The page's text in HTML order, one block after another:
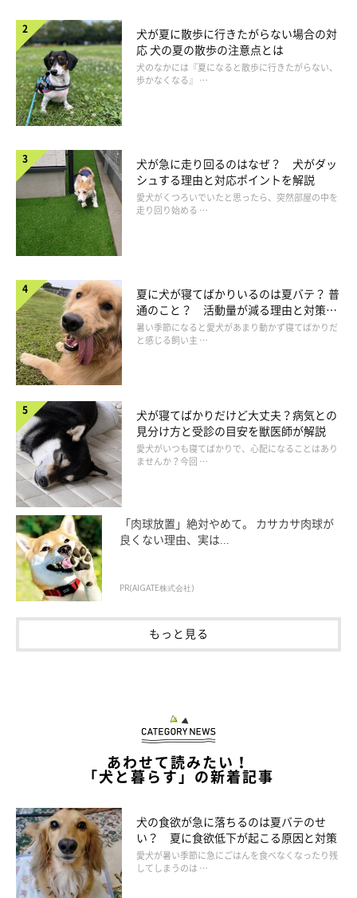
犬が夏に散歩に行きたがらない場合の対
応 犬の夏の散歩の注意点とは
犬のなかには『夏になると散歩に行きたがらない、
歩かなくなる』 …
犬が急に走り回るのはなぜ？ 犬がダッ
シュする理由と対応ポイントを解説
愛犬がくつろいでいたと思ったら、突然部屋の中を
走り回り始める …
夏に犬が寝てばかりいるのは夏バテ？ 普
通のこと？ 活動量が減る理由と対策と
は
暑い季節になると愛犬があまり動かず寝てばかりだ
と感じる飼い主 …
犬が寝てばかりだけど大丈夫？病気との
見分け方と受診の目安を獣医師が解説
愛犬がいつも寝てばかりで、心配になることはあり
ませんか？今回 …
「肉球放置」絶対やめて。 カサカサ肉球が
良くない理由、実は...
PR(AIGATE株式会社)
もっと見る
あわせて読みたい！
「犬と暮らす」の新着記事
犬の食欲が急に落ちるのは夏バテのせ
い？ 夏に食欲低下が起こる原因と対策
愛犬が暑い季節に急にごはんを食べなくなったり残
してしまうのは …